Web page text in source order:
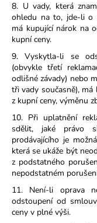
8. U vady, která
ohledu na to, jde-li o
má kupující nárok na
kupní ceny.
9. Vyskytla-li se
(obvykle třetí
odlišné závady) nebo
tři vady současně),
z kupní ceny, výměnu
10. Při uplatnění
sdělit, jaké právo
prodávajícího je
která se ukáže být
z podstatného
nepodstatném
11. Není-li oprava
odstoupení od
ceny v plné výši.